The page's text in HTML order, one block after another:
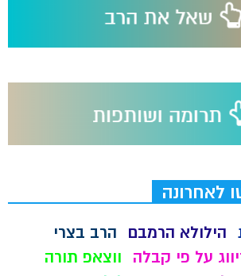
לאחרונה
הילולא הרמבם
הרב בצרי
על פי קבלה
ווצאפ תורה